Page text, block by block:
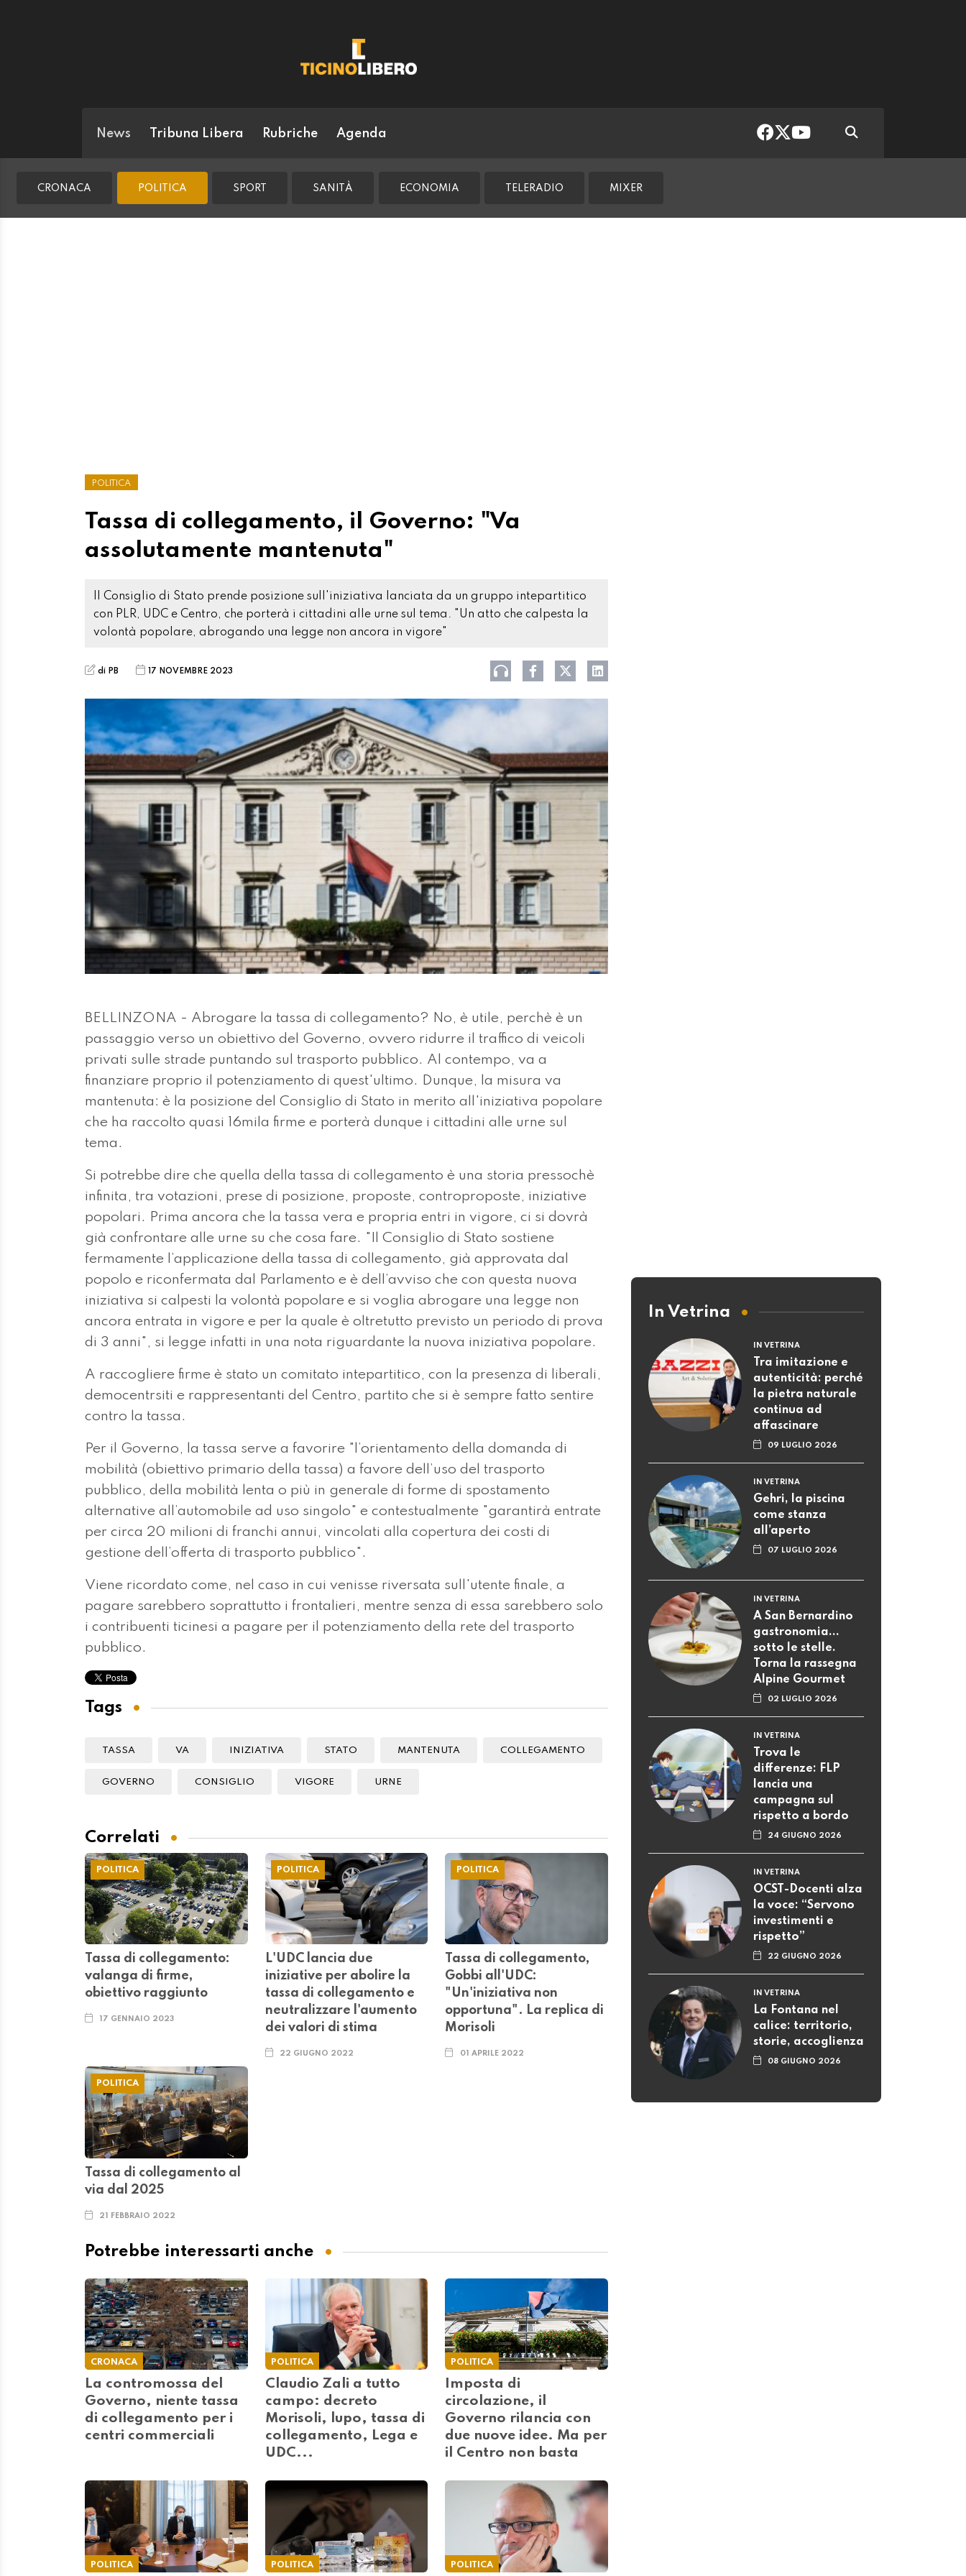
News Tribuna Libera Rubriche Agenda
CRONACA POLITICA SPORT SANITÀ ECONOMIA TELERADIO MIXER
POLITICA
Tassa di collegamento, il Governo: "Va
assolutamente mantenuta"
Il Consiglio di Stato prende posizione sull'iniziativa lanciata da un gruppo intepartitico
con PLR, UDC e Centro, che porterà i cittadini alle urne sul tema. "Un atto che calpesta la
volontà popolare, abrogando una legge non ancora in vigore"
di PB 17 NOVEMBRE 2023
BELLINZONA - Abrogare la tassa di collegamento? No, è utile, perchè è un
passaggio verso un obiettivo del Governo, ovvero ridurre il traffico di veicoli
privati sulle strade puntando sul trasporto pubblico. Al contempo, va a
finanziare proprio il potenziamento di quest'ultimo. Dunque, la misura va
mantenuta: è la posizione del Consiglio di Stato in merito all'iniziativa popolare
che ha raccolto quasi 16mila firme e porterà dunque i cittadini alle urne sul
tema.
Si potrebbe dire che quella della tassa di collegamento è una storia pressochè
infinita, tra votazioni, prese di posizione, proposte, controproposte, iniziative
popolari. Prima ancora che la tassa vera e propria entri in vigore, ci si dovrà
già confrontare alle urne su che cosa fare. "Il Consiglio di Stato sostiene
fermamente l’applicazione della tassa di collegamento, già approvata dal
popolo e riconfermata dal Parlamento e è dell’avviso che con questa nuova
iniziativa si calpesti la volontà popolare e si voglia abrogare una legge non
ancora entrata in vigore e per la quale è oltretutto previsto un periodo di prova
di 3 anni", si legge infatti in una nota riguardante la nuova iniziativa popolare.
A raccogliere firme è stato un comitato intepartitico, con la presenza di liberali,
democentrsiti e rappresentanti del Centro, partito che si è sempre fatto sentire
contro la tassa.
Per il Governo, la tassa serve a favorire "l’orientamento della domanda di
mobilità (obiettivo primario della tassa) a favore dell’uso del trasporto
pubblico, della mobilità lenta o più in generale di forme di spostamento
alternative all’automobile ad uso singolo" e contestualmente "garantirà entrate
per circa 20 milioni di franchi annui, vincolati alla copertura dei costi di
gestione dell’offerta di trasporto pubblico".
Viene ricordato come, nel caso in cui venisse riversata sull'utente finale, a
pagare sarebbero soprattutto i frontalieri, mentre senza di essa sarebbero solo
i contribuenti ticinesi a pagare per il potenziamento della rete del trasporto
pubblico.
Tags
TASSA VA INIZIATIVA STATO MANTENUTA COLLEGAMENTO
GOVERNO CONSIGLIO VIGORE URNE
Correlati
POLITICA
Tassa di collegamento:
valanga di firme,
obiettivo raggiunto
17 GENNAIO 2023
POLITICA
L'UDC lancia due
iniziative per abolire la
tassa di collegamento e
neutralizzare l'aumento
dei valori di stima
22 GIUGNO 2022
POLITICA
Tassa di collegamento,
Gobbi all'UDC:
"Un'iniziativa non
opportuna". La replica di
Morisoli
01 APRILE 2022
POLITICA
Tassa di collegamento al
via dal 2025
21 FEBBRAIO 2022
Potrebbe interessarti anche
CRONACA
La contromossa del
Governo, niente tassa
di collegamento per i
centri commerciali
POLITICA
Claudio Zali a tutto
campo: decreto
Morisoli, lupo, tassa di
collegamento, Lega e
UDC...
POLITICA
Imposta di
circolazione, il
Governo rilancia con
due nuove idee. Ma per
il Centro non basta
POLITICA POLITICA POLITICA
In Vetrina
IN VETRINA
Tra imitazione e
autenticità: perché
la pietra naturale
continua ad
affascinare
09 LUGLIO 2026
IN VETRINA
Gehri, la piscina
come stanza
all’aperto
07 LUGLIO 2026
IN VETRINA
A San Bernardino
gastronomia...
sotto le stelle.
Torna la rassegna
Alpine Gourmet
02 LUGLIO 2026
IN VETRINA
Trova le
differenze: FLP
lancia una
campagna sul
rispetto a bordo
24 GIUGNO 2026
IN VETRINA
OCST-Docenti alza
la voce: “Servono
investimenti e
rispetto”
22 GIUGNO 2026
IN VETRINA
La Fontana nel
calice: territorio,
storie, accoglienza
08 GIUGNO 2026